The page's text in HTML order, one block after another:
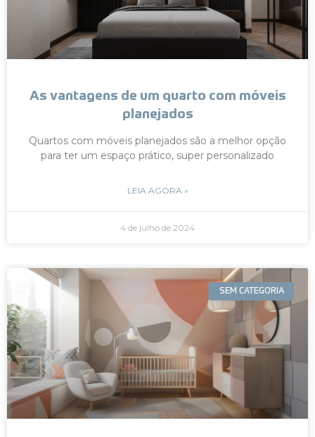
As vantagens de um quarto com móveis
planejados
Quartos com móveis planejados são a melhor opção
para ter um espaço prático, super personalizado
LEIA AGORA »
4 de julho de 2024
SEM CATEGORIA